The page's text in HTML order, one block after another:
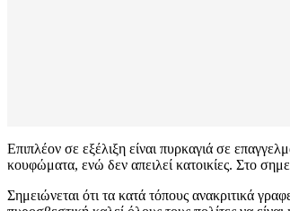
Επιπλέον σε εξέλιξη είναι πυρκαγιά σε
κουφώματα, ενώ δεν απειλεί κατοικίες. Στο
Σημειώνεται ότι τα κατά τόπους ανακριτικά